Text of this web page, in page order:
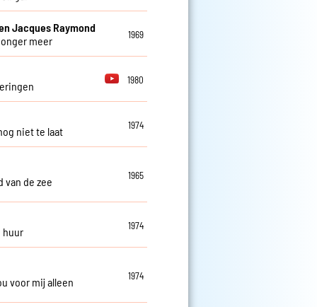
Jacques Raymond
meer
1969
1980
niet te laat 1974
van de zee 1965
huur 1974
voor mij alleen 1974